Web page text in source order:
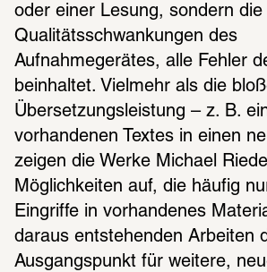
oder einer Lesung, sondern die
Qualitätsschwankungen des
Aufnahmegerätes, alle Fehler
beinhaltet. Vielmehr als die
Übersetzungsleistung – z. B.
vorhandenen Textes in einen
zeigen die Werke Michael
Möglichkeiten auf, die häufig
Eingriffe in vorhandenes
daraus entstehenden Arbeiten
Ausgangspunkt für weitere,